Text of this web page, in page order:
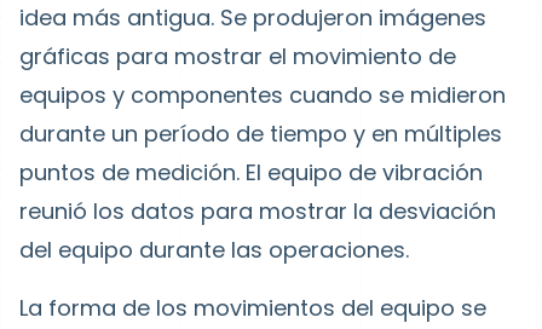
idea más antigua. Se produjeron imágenes
gráficas para mostrar el movimiento de
equipos y componentes cuando se midieron
durante un período de tiempo y en múltiples
puntos de medición. El equipo de vibración
reunió los datos para mostrar la desviación
del equipo durante las operaciones.
La forma de los movimientos del equipo se